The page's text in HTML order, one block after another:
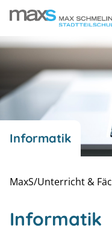
Informatik
MaxS/Unterricht &
Informatik